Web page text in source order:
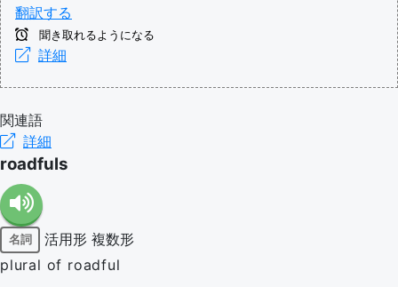
翻訳する
聞き取れるようになる
詳細
関連語
詳細
roadfuls
名詞 活用形 複数形
plural of roadful